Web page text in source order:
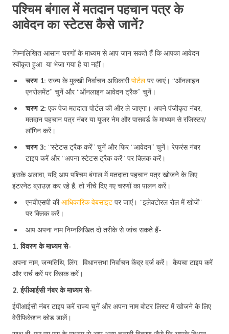
पश्चिम बंगाल में मतदान पहचान पत्र के
आवेदन का स्टेटस कैसे जानें?
निम्नलिखित आसान चरणों के माध्यम से आप जान सकते हैं कि आपका आवेदन
स्वीकृत हुआ या भेजा गया है या नहीं।
चरण 1: राज्य के मुक्खी निर्वाचन अधिकारीपोर्टलपर जाएं। “ऑनलाइन
एनरोलमेंट” चुनें और “ऑनलाइन आवेदन ट्रैक” चुनें।
चरण 2: एक पेज मतदाता पोर्टल की और ले जाएगा। अपने पंजीकृत नंबर,
मतदान पहचान पत्र नंबर या यूजर नेम और पासवर्ड के माध्यम से रजिस्टर/
लॉगिन करें।
चरण 3: “स्टेटस ट्रैक करें” चुनें और फिर “आवेदन” चुनें। रेफरंस नंबर
टाइप करें और “अपना स्टेटस ट्रैक करें” पर क्लिक करें।
इसके अलावा, यदि आप पश्चिम बंगाल में मतदाता पहचान पत्र खोजने के लिए
इंटरनेट ब्राउज़ कर रहे हैं, तो नीचे दिए गए चरणों का पालन करें।
एनवीएसपी कीआधिकारिक वेबसाइट पर जाएं। “इलेक्टोरल रोल में खोजें”
पर क्लिक करें।
आप अपना नाम निम्नलिखित दो तरीके से जांच सकते हैं-
1. विवरण के माध्यम से-
अपना नाम, जन्मतिथि, लिंग, विधानसभा निर्वाचन केंद्र दर्ज करें। कैपचा टाइप करें
और सर्च करें पर क्लिक करें।
2. ईपीआईसी नंबर के माध्यम से-
ईपीआईसी नंबर टाइप करें राज्य चुनें और अपना नाम वोटर लिस्ट में खोजने के लिए
वेरीफिकेशन कोड डालें।